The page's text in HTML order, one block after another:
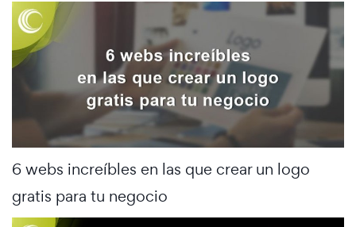
6 webs increíbles en las que crear un logo
gratis para tu negocio